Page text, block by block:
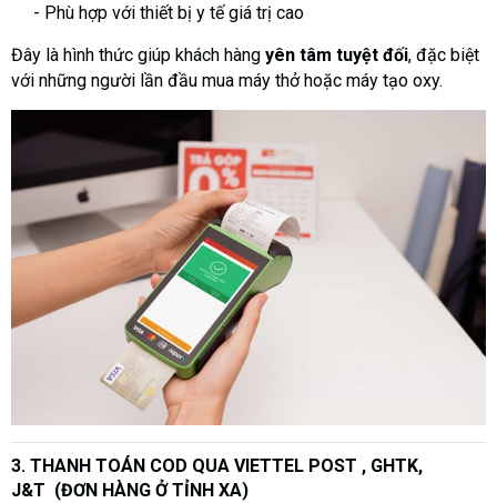
- Phù hợp với thiết bị y tế giá trị cao
Đây là hình thức giúp khách hàng yên tâm tuyệt đối, đặc biệt
với những người lần đầu mua máy thở hoặc máy tạo oxy.
3. THANH TOÁN COD QUA VIETTEL POST , GHTK,
J&T (ĐƠN HÀNG Ở TỈNH XA)